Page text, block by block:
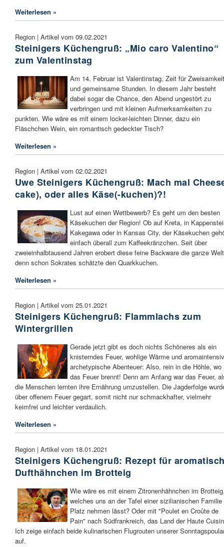
Weiterlesen »
Region | Artikel vom 09.02.2021
Steinigers Küchengruß: „Mio caro Valentino“
zum Valentinstag
Am 14. Februar ist Valentinstag, Zeit für Zweisamkeit
und gemeinsame Stunden. In diesem Jahr besteht
dabei sogar die Chance, den Abend ungestört zu
verbringen und mit kleinen Aufmerksamkeiten zu
punkten. Wie wäre es mit einem locker-leichten Dinner, dazu ein
Fläschchen Wein, ein romantisch gedeckter Tisch?
Weiterlesen »
Region | Artikel vom 02.02.2021
Uwe Steinigers Küchengruß: Mach mal
cake), oder alles Käse(-kuchen)?!
Lust auf einen Wettbewerb? Es geht um den besten
Käsekuchen der Region! Ob auf Kreta, in
Kakegawa oder in Kansas City, der Käsekuchen
einfach überall zum Kaffeekränzchen. Seit über
zweieinhalbtausend Jahren erobert diese feine Backware die ganze
denn schon Sokrates schätzte den Quarkkuchen.
Weiterlesen »
Region | Artikel vom 25.01.2021
Steinigers Küchengruß: Flammlachs zum
Wintergrillen
Gerade jetzt gibt es doch nichts Schöneres als ein
knisterndes Feuer, wohlige Wärme und
archetypische Abenteuer: Also, rein in die Höhle, wo
das Feuer brennt! Denn am Anfang war das Feuer,
die Menschen lernten ihre Ernährung umzustellen. Die Jagderfolge
über offenem Feuer gegart, somit nicht nur schmackhafter, vielmehr
keimfrei und leichter verdaulich.
Weiterlesen »
Region | Artikel vom 18.01.2021
Steinigers Küchengruß: Rezept für
Dufthähnchen im Brotteig
Wie wäre es mit einem Zitronenhähnchen im
welches uns an der Tafel einer sizilianischen Familie
Platz nehmen lässt? Oder mit "Poulet en Croûte de
Pain" nach Südfrankreich, das Land der Haute
Ich zeige einfach beide kulinarischen Flugrouten unserer
auf.